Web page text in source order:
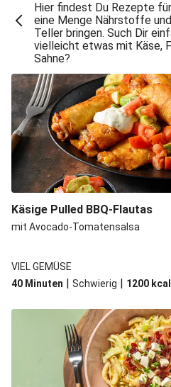
Hier findest Du Rezepte
eine Menge Nährstoffe
Teller bringen. Such Dir
vielleicht etwas mit Käse,
Sahne?
Käsige Pulled BBQ-Flautas
mit Avocado-Tomatensalsa
VIEL GEMÜSE
40 Minuten | Schwierig | 1200 kcal